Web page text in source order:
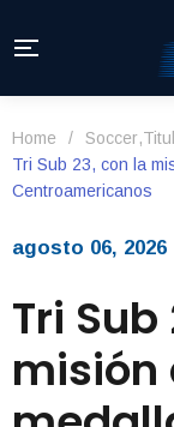
Home / Soccer,
Tri Sub 23, con la
Centroamericanos
agosto 06, 2026
Tri
misión